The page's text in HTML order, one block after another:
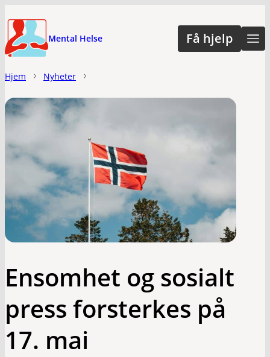
til
hovedinnhold
Mental Helse Få hjelp
Hjem Nyheter
Ensomhet og sosialt
press forsterkes på
17. mai